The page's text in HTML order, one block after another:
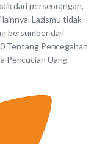
dari perseorangan,
Lazismu tidak
bersumber dari
Tentang Pencegahan
Pencucian Uang